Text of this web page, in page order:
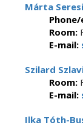
Márta Seresi
Room:
E-mail:
Szilard
Room:
E-mail:
Ilka Tóth-